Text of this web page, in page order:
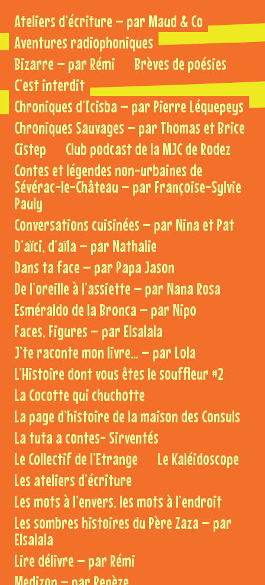
Ateliers d’écriture – par Maud & Co
Aventures radiophoniques
Bizarre – par Rémi
Brèves de poésies
C’est interdit
Chroniques d’Icisba – par Pierre Léquepeys
Chroniques Sauvages – par Thomas et Brice
Cistep
Club podcast de la MJC de Rodez
Contes et légendes non-urbaines de
Sévérac-le-Château – par Françoise-Sylvie
Pauly
Conversations cuisinées – par Nina et Pat
D’aïci, d’aïla – par Nathalie
Dans ta face – par Papa Jason
De l’oreille à l’assiette – par Nana Rosa
Esméraldo de la Bronca – par Nipo
Faces, Figures – par Elsalala
J’te raconte mon livre… – par Lola
L’Histoire dont vous êtes le souffleur #2
La Cocotte qui chuchotte
La page d’histoire de la maison des Consuls
La tuta a contes- Sirventés
Le Collectif de l’Etrange
Le Kaléidoscope
Les ateliers d’écriture
Les mots à l’envers, les mots à l’endroit
Les sombres histoires du Père Zaza – par
Elsalala
Lire délivre – par Rémi